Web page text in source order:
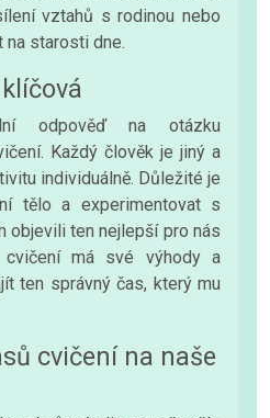
vztahů s rodinou nebo
na starosti dne.
odpověď na otázku
Každý člověk je jiný a
individuálně. Důležité je
tělo a experimentovat s
objevili ten nejlepší pro nás
cvičení má své výhody a
ten správný čas, který mu
cvičení na naše